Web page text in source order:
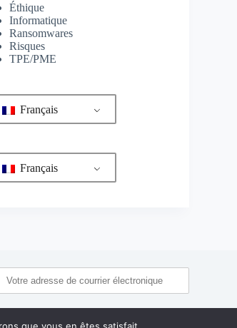
Éthique
Informatique
Ransomwares
Risques
TPE/PME
Français
Français